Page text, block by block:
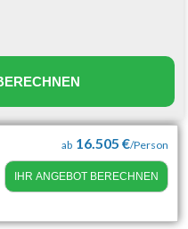
ab 16.505 €/Person
IHR ANGEBOT BERECHNEN